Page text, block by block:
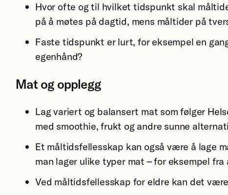
Hvor ofte og til hvilket tidspunkt skal
på å møtes på dagtid, mens måltider på
Faste tidspunkt er lurt, for eksempel en
egenhånd?
Mat og opplegg
Lag variert og balansert mat som følger
med smoothie, frukt og andre sunne
Et måltidsfellesskap kan også være å lage
man lager ulike typer mat – for eksempel
Ved måltidsfellesskap for eldre kan det